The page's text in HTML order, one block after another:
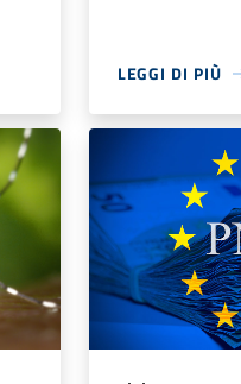
LEGGI DI PIÙ